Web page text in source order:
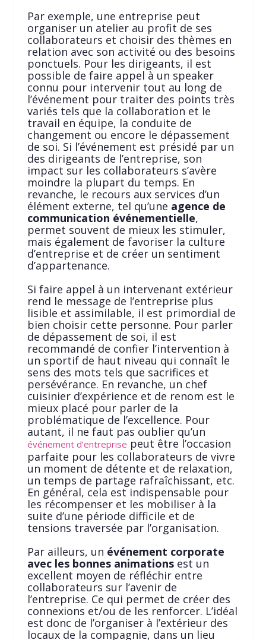
Par exemple, une entreprise peut
organiser un atelier au profit de ses
collaborateurs et choisir des thèmes en
relation avec son activité ou des besoins
ponctuels. Pour les dirigeants, il est
possible de faire appel à un speaker
connu pour intervenir tout au long de
l’événement pour traiter des points très
variés tels que la collaboration et le
travail en équipe, la conduite de
changement ou encore le dépassement
de soi. Si l’événement est présidé par un
des dirigeants de l’entreprise, son
impact sur les collaborateurs s’avère
moindre la plupart du temps. En
revanche, le recours aux services d’un
élément externe, tel qu’une agence de
communication événementielle,
permet souvent de mieux les stimuler,
mais également de favoriser la culture
d’entreprise et de créer un sentiment
d’appartenance.
Si faire appel à un intervenant extérieur
rend le message de l’entreprise plus
lisible et assimilable, il est primordial de
bien choisir cette personne. Pour parler
de dépassement de soi, il est
recommandé de confier l’intervention à
un sportif de haut niveau qui connaît le
sens des mots tels que sacrifices et
persévérance. En revanche, un chef
cuisinier d’expérience et de renom est le
mieux placé pour parler de la
problématique de l’excellence. Pour
autant, il ne faut pas oublier qu’un
événement d’entreprise peut être l’occasion
parfaite pour les collaborateurs de vivre
un moment de détente et de relaxation,
un temps de partage rafraîchissant, etc.
En général, cela est indispensable pour
les récompenser et les mobiliser à la
suite d’une période difficile et de
tensions traversée par l’organisation.
Par ailleurs, un événement corporate
avec les bonnes animationsest un
excellent moyen de réfléchir entre
collaborateurs sur l’avenir de
l’entreprise. Ce qui permet de créer des
connexions et/ou de les renforcer. L’idéal
est donc de l’organiser à l’extérieur des
locaux de la compagnie, dans un lieu